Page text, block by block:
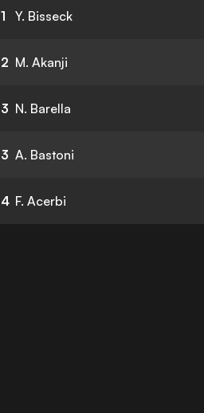
1 Y. Bisseck
2 M. Akanji
3 N. Barella
3 A. Bastoni
4 F. Acerbi